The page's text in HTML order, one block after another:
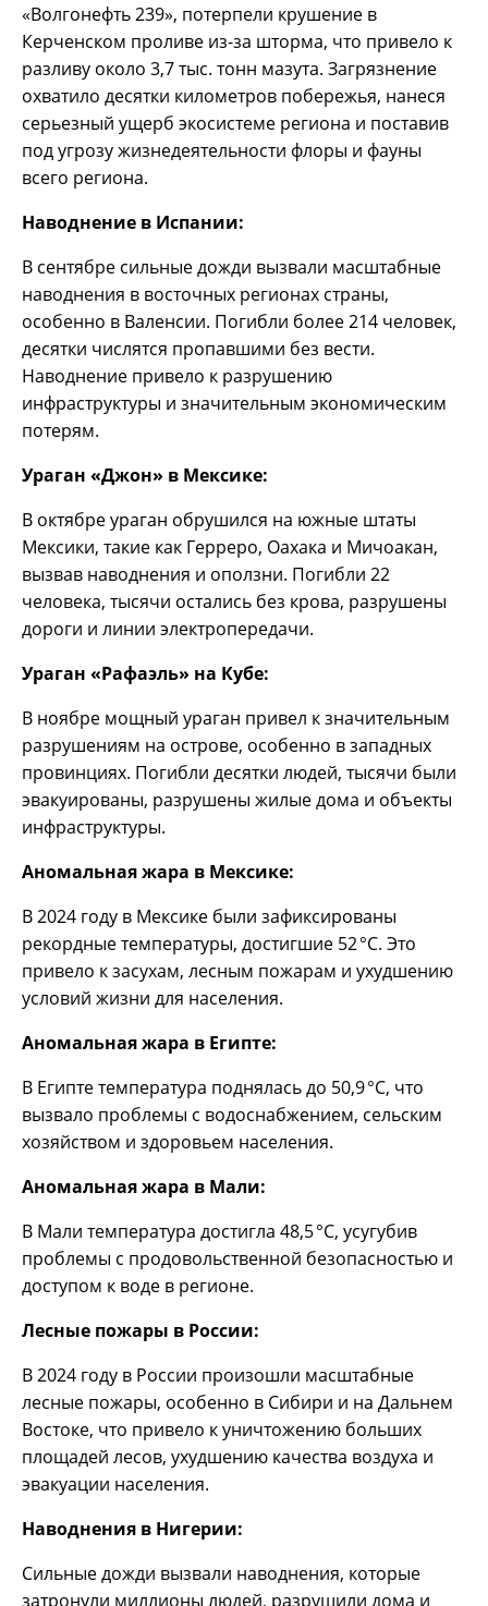
«Волгонефть 239», потерпели крушение в
Керченском проливе из-за шторма, что привело к
разливу около 3,7 тыс. тонн мазута. Загрязнение
охватило десятки километров побережья, нанеся
серьезный ущерб экосистеме региона и поставив
под угрозу жизнедеятельности флоры и фауны
всего региона.
Наводнение в Испании:
В сентябре сильные дожди вызвали масштабные
наводнения в восточных регионах страны,
особенно в Валенсии. Погибли более 214 человек,
десятки числятся пропавшими без вести.
Наводнение привело к разрушению
инфраструктуры и значительным экономическим
потерям.
Ураган «Джон» в Мексике:
В октябре ураган обрушился на южные штаты
Мексики, такие как Герреро, Оахака и Мичоакан,
вызвав наводнения и оползни. Погибли 22
человека, тысячи остались без крова, разрушены
дороги и линии электропередачи.
Ураган «Рафаэль» на Кубе:
В ноябре мощный ураган привел к значительным
разрушениям на острове, особенно в западных
провинциях. Погибли десятки людей, тысячи были
эвакуированы, разрушены жилые дома и объекты
инфраструктуры.
Аномальная жара в Мексике:
В 2024 году в Мексике были зафиксированы
рекордные температуры, достигшие 52 °C. Это
привело к засухам, лесным пожарам и ухудшению
условий жизни для населения.
Аномальная жара в Египте:
В Египте температура поднялась до 50,9 °C, что
вызвало проблемы с водоснабжением, сельским
хозяйством и здоровьем населения.
Аномальная жара в Мали:
В Мали температура достигла 48,5 °C, усугубив
проблемы с продовольственной безопасностью и
доступом к воде в регионе.
Лесные пожары в России:
В 2024 году в России произошли масштабные
лесные пожары, особенно в Сибири и на Дальнем
Востоке, что привело к уничтожению больших
площадей лесов, ухудшению качества воздуха и
эвакуации населения.
Наводнения в Нигерии:
Сильные дожди вызвали наводнения, которые
затронули миллионы людей, разрушили дома и